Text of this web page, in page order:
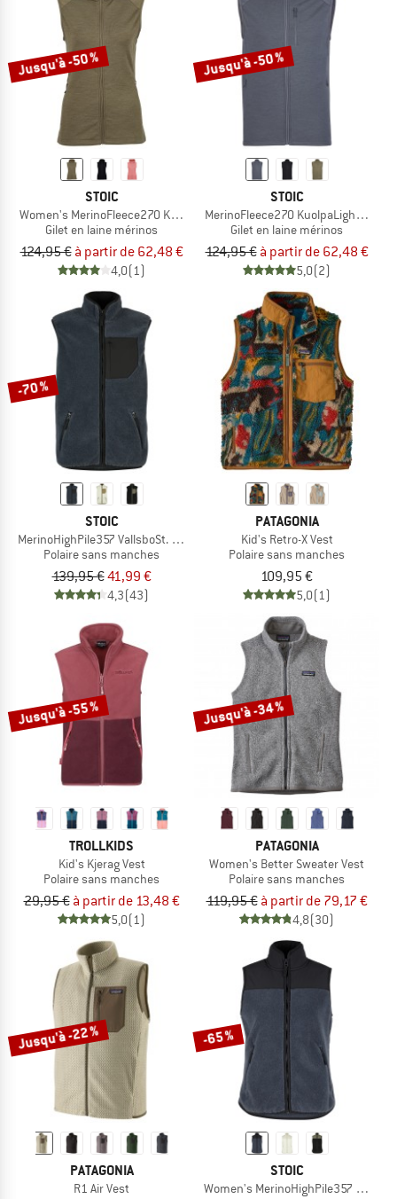
LE DÉSTOCKAGE
Jusqu'à -50 %
STOIC
Women's MerinoFleece270 KuolpaLightSt. Vest Hood
Gilet en laine mérinos
124,95 € à partir de 62,48 €
4,0(1)
Jusqu'à -50 %
STOIC
MerinoFleece270 KuolpaLightSt.
Gilet en laine mérinos
124,95 € à partir de 62,48 €
5,0(2)
-70 %
STOIC
MerinoHighPile357 VallsboSt. Vest
Polaire sans manches
139,95 €41,99 €
4,3(43)
PATAGONIA
Kid's Retro-X Vest
Polaire sans manches
109,95 €
5,0(1)
Jusqu'à -55 %
TROLLKIDS
Kid's Kjerag Vest
Polaire sans manches
29,95 € à partir de 13,48 €
5,0(1)
Jusqu'à -34 %
PATAGONIA
Women's Better Sweater Vest
Polaire sans manches
119,95 € à partir de 79,17 €
4,8(30)
Jusqu'à -22 %
PATAGONIA
R1 Air Vest
-65 %
STOIC
Women's MerinoHighPile357